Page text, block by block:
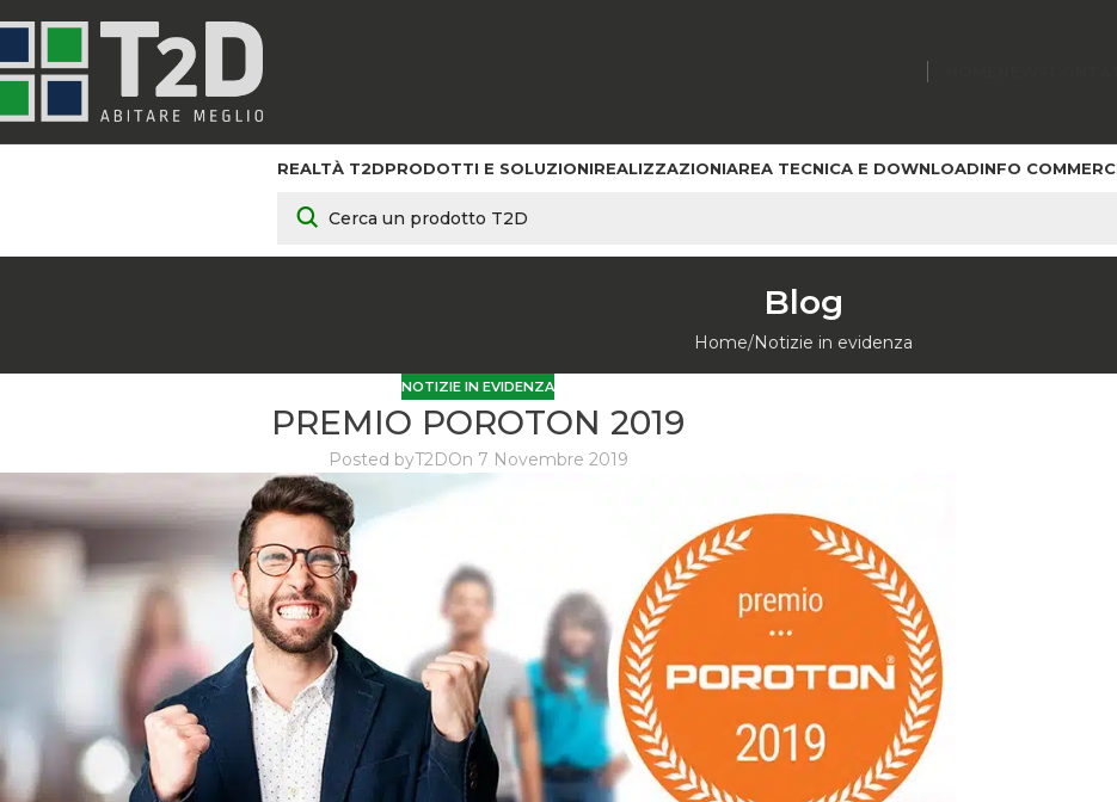
REALTÀ T2DPRODOTTI E SOLUZIONIREALIZZAZIONIAREA TECNICA E DOWNLOADINFO
Blog
Home Notizie in evidenza
NOTIZIE IN EVIDENZA
PREMIO POROTON 2019
Posted byT2DOn 7 Novembre 2019